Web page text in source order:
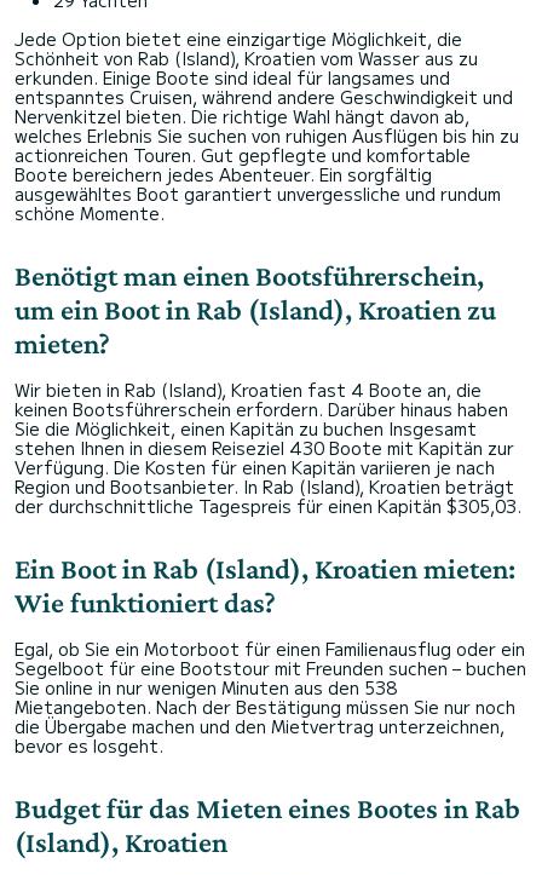
Jede Option bietet eine einzigartige Möglichkeit, die
Schönheit von Rab (Island), Kroatien vom Wasser aus zu
erkunden. Einige Boote sind ideal für langsames und
entspanntes Cruisen, während andere Geschwindigkeit und
Nervenkitzel bieten. Die richtige Wahl hängt davon ab,
welches Erlebnis Sie suchen von ruhigen Ausflügen bis hin zu
actionreichen Touren. Gut gepflegte und komfortable
Boote bereichern jedes Abenteuer. Ein sorgfältig
ausgewähltes Boot garantiert unvergessliche und rundum
schöne Momente.
Benötigt man einen Bootsführerschein,
um ein Boot in Rab (Island), Kroatien zu
mieten?
Wir bieten in Rab (Island), Kroatien fast 4 Boote an, die
keinen Bootsführerschein erfordern. Darüber hinaus haben
Sie die Möglichkeit, einen Kapitän zu buchen Insgesamt
stehen Ihnen in diesem Reiseziel 430 Boote mit Kapitän zur
Verfügung. Die Kosten für einen Kapitän variieren je nach
Region und Bootsanbieter. In Rab (Island), Kroatien beträgt
der durchschnittliche Tagespreis für einen Kapitän $305,03.
Ein Boot in Rab (Island), Kroatien mieten:
Wie funktioniert das?
Egal, ob Sie ein Motorboot für einen Familienausflug oder ein
Segelboot für eine Bootstour mit Freunden suchen – buchen
Sie online in nur wenigen Minuten aus den 538
Mietangeboten. Nach der Bestätigung müssen Sie nur noch
die Übergabe machen und den Mietvertrag unterzeichnen,
bevor es losgeht.
Budget für das Mieten eines Bootes in Rab
(Island), Kroatien